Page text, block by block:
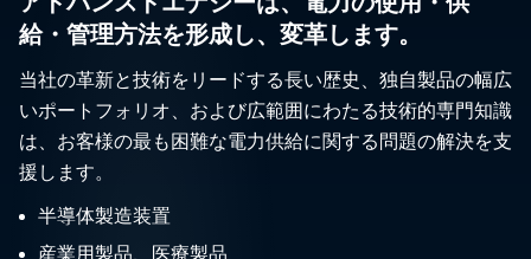
給・管理方法を形成し、変革します。
当社の革新と技術をリードする長い歴史、独自製品の幅広
いポートフォリオ、および広範囲にわたる技術的専門知識
は、お客様の最も困難な電力供給に関する問題の解決を支
援します。
半導体製造装置
産業用製品、医療製品